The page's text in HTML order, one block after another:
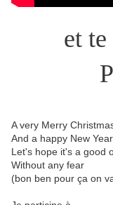
et
A very Merry
And a happy New Year
Let's hope it's a good
Without any fear
(bon ben pour ça on